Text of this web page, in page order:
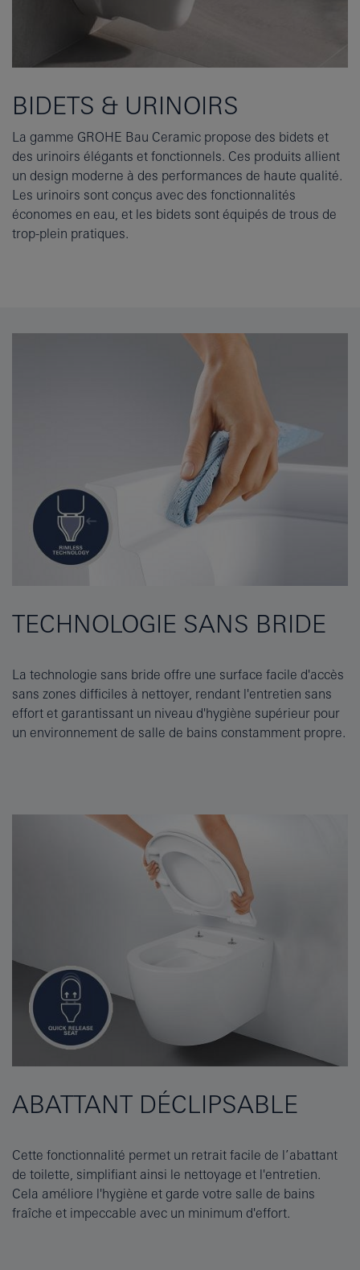
BIDETS & URINOIRS
La gamme GROHE Bau Ceramic propose des bidets et
des urinoirs élégants et fonctionnels. Ces produits allient
un design moderne à des performances de haute qualité.
Les urinoirs sont conçus avec des fonctionnalités
économes en eau, et les bidets sont équipés de trous de
trop-plein pratiques.
TECHNOLOGIE SANS BRIDE
La technologie sans bride offre une surface facile d'accès
sans zones difficiles à nettoyer, rendant l'entretien sans
effort et garantissant un niveau d'hygiène supérieur pour
un environnement de salle de bains constamment propre.
ABATTANT DÉCLIPSABLE
Cette fonctionnalité permet un retrait facile de l’abattant
de toilette, simplifiant ainsi le nettoyage et l'entretien.
Cela améliore l'hygiène et garde votre salle de bains
fraîche et impeccable avec un minimum d'effort.